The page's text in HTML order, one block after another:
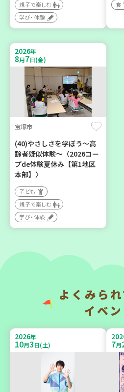
神戸市東灘区
【第3地区本部】「ふれあい
（毎月第2金曜日）
食 カフェ・つどい場
神戸
2026年
30日(水)
神戸市北区
「コープくらしの助け合い
の会」コーディネーター養
成講座
大人向け
西宮市
野菜を食べよう！ベジ活キ
ャンペーン【第２地区】
豊
か
親子で楽しむ
学び・体験
食
2026年
8月7日(金)
宝塚市
(40)やさしさを学ぼう～高
齢者疑似体験～〈2026コー
プde体験夏休み【第1地区
本部】〉
子ども
親子で楽しむ
学び・体験
よくみら
イベン
2026年
10月3日(土) 7月